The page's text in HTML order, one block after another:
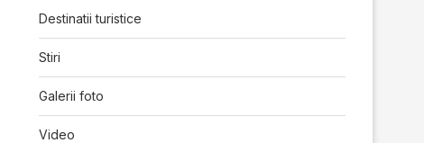
Destinatii turistice
Stiri
Galerii foto
Video